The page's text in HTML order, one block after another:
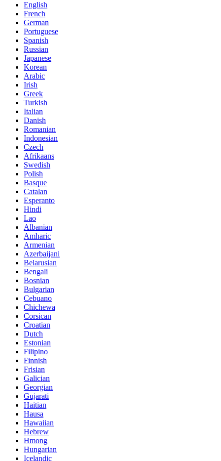
English
French
German
Portuguese
Spanish
Russian
Japanese
Korean
Arabic
Irish
Greek
Turkish
Italian
Danish
Romanian
Indonesian
Czech
Afrikaans
Swedish
Polish
Basque
Catalan
Esperanto
Hindi
Lao
Albanian
Amharic
Armenian
Azerbaijani
Belarusian
Bengali
Bosnian
Bulgarian
Cebuano
Chichewa
Corsican
Croatian
Dutch
Estonian
Filipino
Finnish
Frisian
Galician
Georgian
Gujarati
Haitian
Hausa
Hawaiian
Hebrew
Hmong
Hungarian
Icelandic